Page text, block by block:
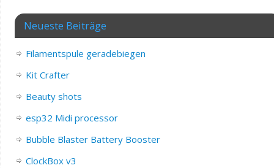
Neueste Beiträge
Filamentspule geradebiegen
Kit Crafter
Beauty shots
esp32 Midi processor
Bubble Blaster Battery Booster
ClockBox v3